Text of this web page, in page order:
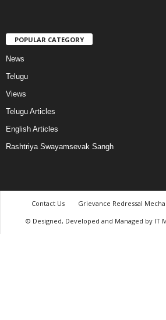
POPULAR CATEGORY
News
Telugu
Views
Telugu Articles
English Articles
Rashtriya Swayamsevak Sangh
Contact Us Grievance Redressal
© Designed, Developed and Managed by IT